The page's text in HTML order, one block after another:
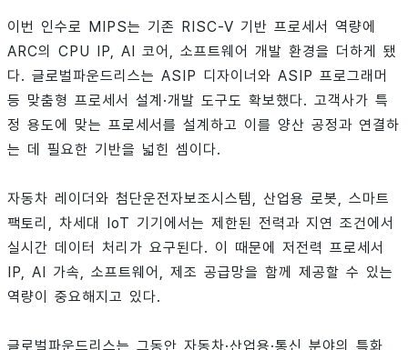
이번 인수로 MIPS는 기존 RISC-V 기반 프로세서 역량에
ARC의 CPU IP, AI 코어, 소프트웨어 개발 환경을 더하게 됐
다. 글로벌파운드리스는 ASIP 디자이너와 ASIP 프로그래머
등 맞춤형 프로세서 설계·개발 도구도 확보했다. 고객사가 특
정 용도에 맞는 프로세서를 설계하고 이를 양산 공정과 연결하
는 데 필요한 기반을 넓힌 셈이다.
자동차 레이더와 첨단운전자보조시스템, 산업용 로봇, 스마트
팩토리, 차세대 IoT 기기에서는 제한된 전력과 지연 조건에서
실시간 데이터 처리가 요구된다. 이 때문에 저전력 프로세서
IP, AI 가속, 소프트웨어, 제조 공급망을 함께 제공할 수 있는
역량이 중요해지고 있다.
글로벌파운드리스는 그동안 자동차·산업용·통신 분야의 특화